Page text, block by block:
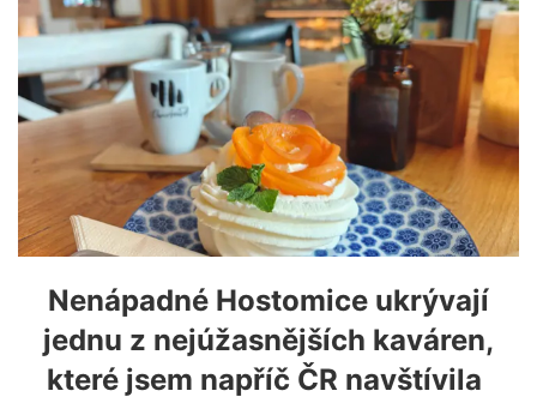
Nenápadné Hostomice ukrývají
jednu z nejúžasnějších kaváren,
které jsem napříč ČR navštívila